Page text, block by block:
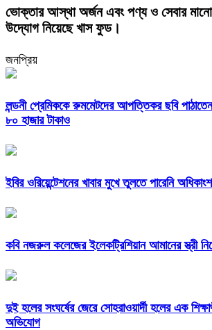
ভোক্তার আস্থা অর্জন এবং পণ্য ও সেবার
উদ্যোগ নিয়েছে খাস ফুড।
জনপ্রিয়
লন্ডনী প্রেমিককে রুমমেটদের আপত্তিকর ছবি
৮০ হাজার টাকাও
ইবির ওরিয়েন্টেশনের খাবার মুখে তুলতে পারেনি অধিকাংশ
কবি নজরুল কলেজের ইলেকট্রিশিয়ান আমানের স্ত্রী
দুই হলের সংঘর্ষের জেরে সোহরাওয়ার্দী হলের এক
অভিযোগ